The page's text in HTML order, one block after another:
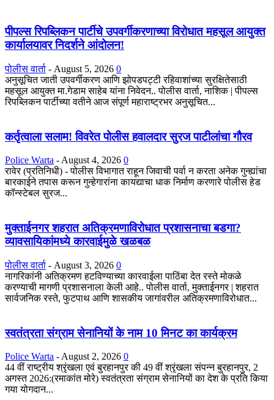
पीपल्स रिपब्लिकन पार्टीचे उपवर्गीकरणाच्या विरोधात महसूल आयुक्त
कार्यालयावर निदर्शने आंदोलन!
पोलीस वार्ता - August 5, 2026 0
अनुसूचित जाती उपवर्गीकरण आणि झोपडपट्टी रहिवाशांच्या सुरक्षितेसाठी
महसूल आयुक्त मा.गेडाम साहेब यांना निवेदन.. पोलीस वार्ता, नाशिक | पीपल्स
रिपब्लिकन पार्टीच्या वतीने आज संपूर्ण महाराष्ट्रभर अनुसूचित...
कर्तृत्वाला सलाम! विवरेत पोलीस हवालदार सुरज पाटीलांचा गौरव
Police Warta -August 4, 2026 0
रावेर (प्रतिनिधी) - पोलीस विभागात राहून जिवाची पर्वा न करता अनेक गुन्ह्यांचा
बारकाईने तपास करून गुन्हेगारांना कायद्याचा धाक निर्माण करणारे पोलीस हेड
कॉन्स्टेबल सुरज...
मुक्ताईनगर शहरात अतिक्रमणाविरोधात प्रशासनाचा बडगा?
व्यावसायिकांमध्ये कारवाईमुळे खळबळ
पोलीस वार्ता - August 3, 2026 0
नागरिकांनी अतिक्रमण हटविण्याच्या कारवाईला पाठिंबा देत रस्ते मोकळे
करण्याची मागणी प्रशासनाला केली आहे.. पोलीस वार्ता, मुक्ताईनगर | शहरात
सार्वजनिक रस्ते, फुटपाथ आणि शासकीय जागांवरील अतिक्रमणाविरोधात...
स्वतंत्रता संग्राम सेनानियों के नाम 10 मिनट का कार्यक्रम
Police Warta - August 2, 2026 0
44 वीं राष्ट्रीय श्रृंखला एवं बुरहानपुर की 49 वीं श्रृंखला संपन्न बुरहानपुर, 2
अगस्त 2026:(रमाकांत मोरे) स्वतंत्रता संग्राम सेनानियों का देश के प्रति किया
गया योगदान...